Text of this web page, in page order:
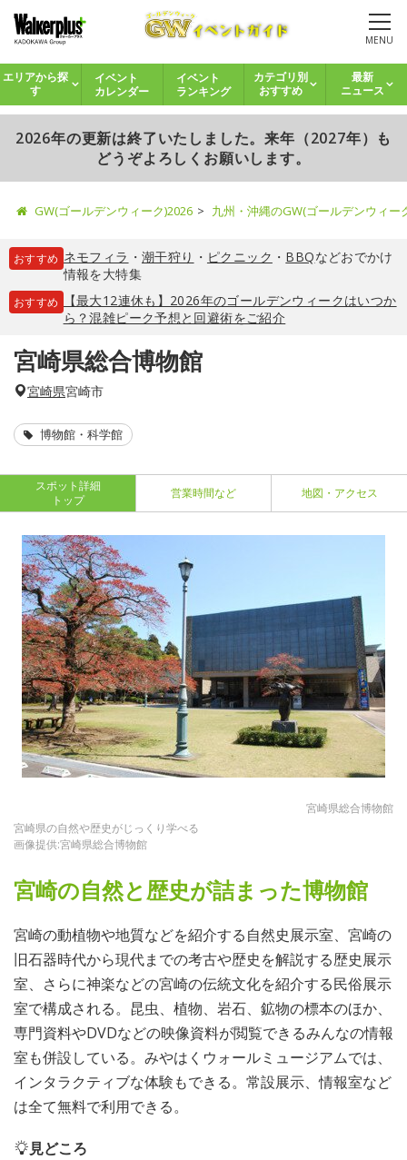
MENU
エリアから探
す
イベント
カレンダー
イベント
ランキング
カテゴリ別
おすすめ
最新
ニュース
2026年の更新は終了いたしました。来年（2027年）も
どうぞよろしくお願いします。
GW(ゴールデンウィーク)2026 九州・沖縄のGW(ゴールデンウィ
おすすめ ネモフィラ ・ 潮干狩り ・ ピクニック ・ BBQなどおでかけ
情報を大特集
おすすめ
【最大12連休も】2026年のゴールデンウィークはいつか
ら？混雑ピーク予想と回避術をご紹介
宮崎県総合博物館
宮崎県宮崎市
博物館・科学館
スポット詳細
トップ
営業時間など 地図・アクセス
宮崎県総合博物館
宮崎県の自然や歴史がじっくり学べる
画像提供:宮崎県総合博物館
宮崎の自然と歴史が詰まった博物館
宮崎の動植物や地質などを紹介する自然史展示室、宮崎の
旧石器時代から現代までの考古や歴史を解説する歴史展示
室、さらに神楽などの宮崎の伝統文化を紹介する民俗展示
室で構成される。昆虫、植物、岩石、鉱物の標本のほか、
専門資料やDVDなどの映像資料が閲覧できるみんなの情報
室も併設している。みやはくウォールミュージアムでは、
インタラクティブな体験もできる。常設展示、情報室など
は全て無料で利用できる。
見どころ